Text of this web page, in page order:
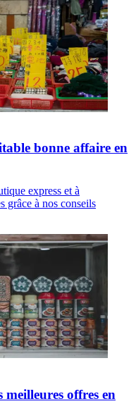
bonne affaire en
express et à
grâce à nos conseils
offres en